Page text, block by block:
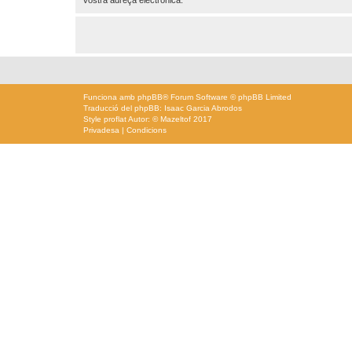
Funciona amb phpBB® Forum Software © phpBB Limited
Traducció del phpBB: Isaac Garcia Abrodos
Style proflatAutor: ©Mazeltof 2017
Privadesa | Condicions